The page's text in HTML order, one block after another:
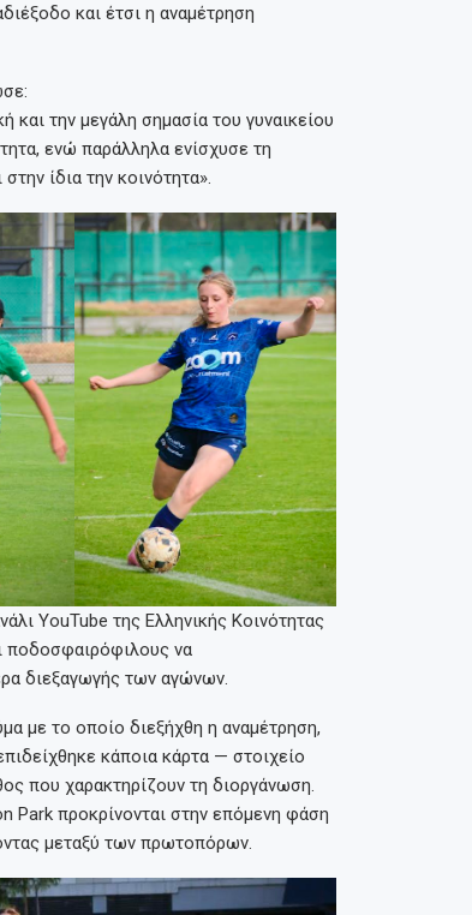
και έτσι η αναμέτρηση
και την μεγάλη σημασία του γυναικείου
ενώ παράλληλα ενίσχυσε τη
ίδια την κοινότητα».
YouTube της Ελληνικής Κοινότητας
ποδοσφαιρόφιλους να
διεξαγωγής των αγώνων.
με το οποίο διεξήχθη η αναμέτρηση,
κάποια κάρτα — στοιχείο
που χαρακτηρίζουν τη διοργάνωση.
Park προκρίνονται στην επόμενη φάση
μεταξύ των πρωτοπόρων.